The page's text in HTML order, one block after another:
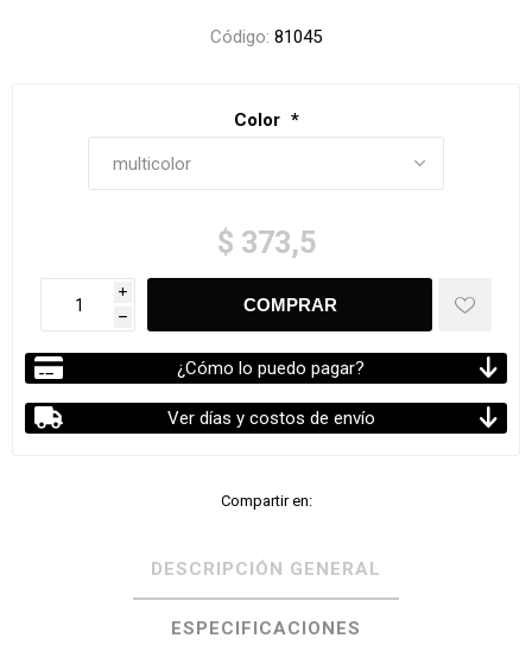
Código: 81045
Color *
$ 373,5
i
h
¿Cómo lo puedo pagar?
Ver días y costos de envío
Compartir en:
DESCRIPCIÓN GENERAL
ESPECIFICACIONES